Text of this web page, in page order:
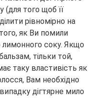
(для того щоб її
рівномірно на
як Ви помили
лимонного соку. Якщо
тільки той,
таку властивість як
Вам необхідно
дігтярне мило